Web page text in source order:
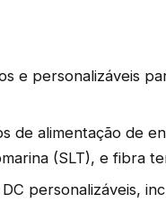
e personalizáveis
de alimentação de
(SLT), e fibra
personalizáveis,